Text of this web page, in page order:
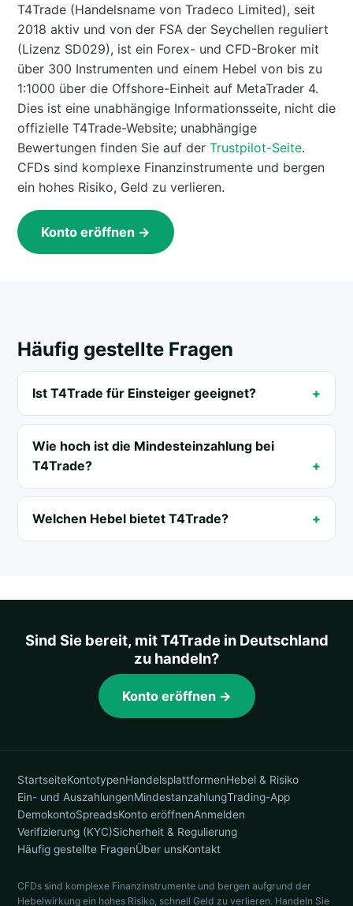
T4Trade (Handelsname von Tradeco Limited), seit
2018 aktiv und von der FSA der Seychellen reguliert
(Lizenz SD029), ist ein Forex- und CFD-Broker mit
über 300 Instrumenten und einem Hebel von bis zu
1:1000 über die Offshore-Einheit auf MetaTrader 4.
Dies ist eine unabhängige Informationsseite, nicht die
offizielle T4Trade-Website; unabhängige
Bewertungen finden Sie auf der Trustpilot-Seite.
CFDs sind komplexe Finanzinstrumente und bergen
ein hohes Risiko, Geld zu verlieren.
Konto eröffnen →
Häufig gestellte Fragen
Ist T4Trade für Einsteiger geeignet?
Wie hoch ist die Mindesteinzahlung bei
T4Trade?
Welchen Hebel bietet T4Trade?
Sind Sie bereit, mit T4Trade in Deutschland
zu handeln?
Konto eröffnen →
StartseiteKontotypenHandelsplattformenHebel & Risiko
Ein- und AuszahlungenMindestanzahlungTrading-App
DemokontoSpreadsKonto eröffnenAnmelden
Verifizierung (KYC)Sicherheit & Regulierung
Häufig gestellte FragenÜber unsKontakt
CFDs sind komplexe Finanzinstrumente und bergen aufgrund der
Hebelwirkung ein hohes Risiko, schnell Geld zu verlieren. Handeln Sie